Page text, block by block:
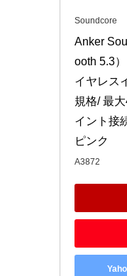
Soundcore
Anker
ooth 5.3
イヤレス
規格/ 最
イント接
ピンク
A3872